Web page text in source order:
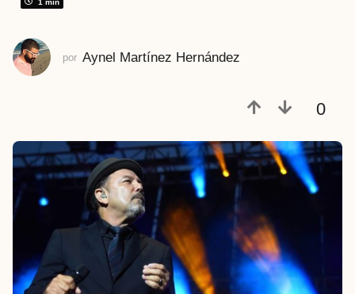
a
ñ
o
t
r
s
1 min
por Aynel Martínez Hernández
0